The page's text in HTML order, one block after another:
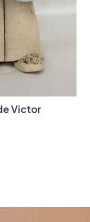
Victor